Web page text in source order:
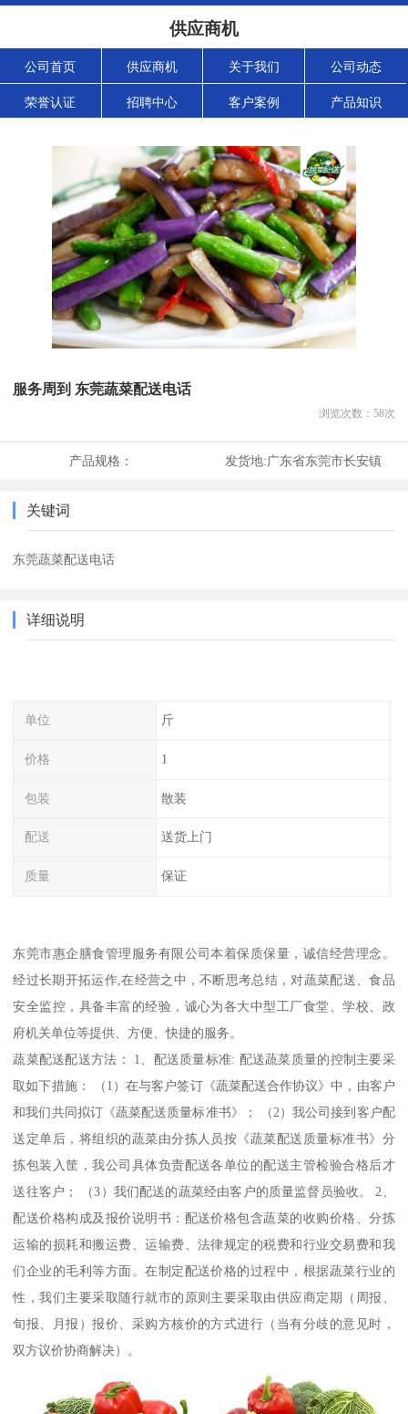
供应商机
公司首页 供应商机 关于我们 公司动态
荣誉认证 招聘中心 客户案例 产品知识
服务周到 东莞蔬菜配送电话
浏览次数： 58次
产品规格： 发货地:广东省东莞市长安镇
关键词
东莞蔬菜配送电话
详细说明
单位 斤
价格 1
包装 散装
配送 送货上门
质量 保证
东莞市惠企膳食管理服务有限公司本着保质保量，诚信经营理念。
经过长期开拓运作,在经营之中，不断思考总结，对蔬菜配送、食品
安全监控，具备丰富的经验，诚心为各大中型工厂食堂、学校、政
府机关单位等提供、方便、快捷的服务。
蔬菜配送配送方法： 1、配送质量标准: 配送蔬菜质量的控制主要采
取如下措施： （1）在与客户签订《蔬菜配送合作协议》中，由客户
和我们共同拟订《蔬菜配送质量标准书》； （2）我公司接到客户配
送定单后，将组织的蔬菜由分拣人员按《蔬菜配送质量标准书》分
拣包装入筐，我公司具体负责配送各单位的配送主管检验合格后才
送往客户； （3）我们配送的蔬菜经由客户的质量监督员验收。 2、
配送价格构成及报价说明书：配送价格包含蔬菜的收购价格、分拣
运输的损耗和搬运费、运输费、法律规定的税费和行业交易费和我
们企业的毛利等方面。在制定配送价格的过程中，根据蔬菜行业的
性，我们主要采取随行就市的原则主要采取由供应商定期（周报、
旬报、月报）报价、采购方核价的方式进行（当有分歧的意见时，
双方议价协商解决）。